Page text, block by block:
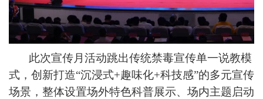
此次宣传月活动跳出传统禁毒宣传单一说教模
式，创新打造“沉浸式+趣味化+科技感”的多元宣传
场景，整体设置场外特色科普展示、场内主题启动